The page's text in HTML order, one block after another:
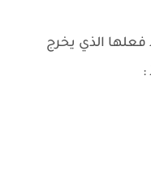
فعلها الذي يخرج
: